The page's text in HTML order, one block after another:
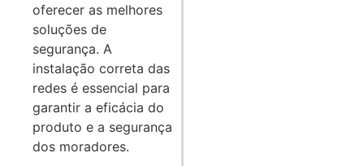
oferecer as melhores
soluções de
segurança. A
instalação correta das
redes é essencial para
garantir a eficácia do
produto e a segurança
dos moradores.